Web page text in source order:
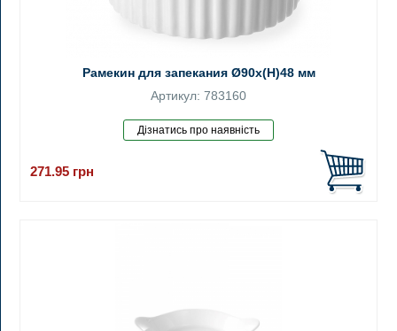
Рамекин для запекания Ø90x(H)48 мм
Артикул: 783160
271.95 грн